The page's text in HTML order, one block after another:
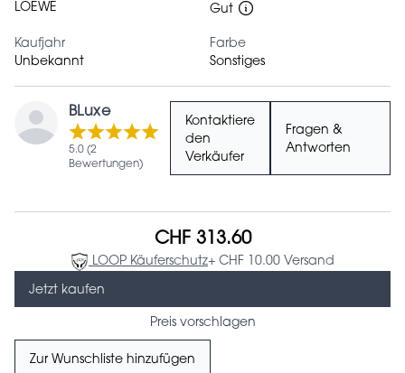
LOEWE
Gut
Kaufjahr
Unbekannt
Farbe
Sonstiges
BLuxe
5.0 (2
Bewertungen)
Kontaktiere
den
Verkäufer
Fragen &
Antworten
CHF 313.60
LOOP Käuferschutz+ CHF 10.00 Versand
Jetzt kaufen
Preis vorschlagen
Zur Wunschliste hinzufügen